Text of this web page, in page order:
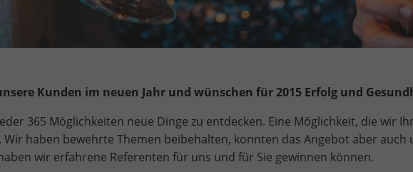
Kunden im neuen Jahr und wünschen für 2015 Erfolg und
365 Möglichkeiten neue Dinge zu entdecken. Eine Möglichkeit, die wir
Wir haben bewehrte Themen beibehalten, konnten das Angebot aber
wir erfahrene Referenten für uns und für Sie gewinnen können.